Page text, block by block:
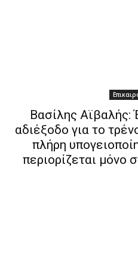
Βασίλης Αϊβαλής:
αδιέξοδο για το
πλήρη
περιορίζεται μόνο